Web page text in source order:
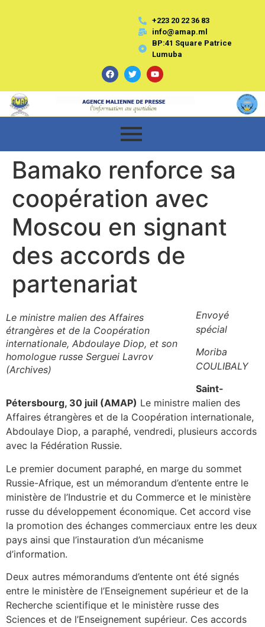
+223 20 22 36 83
info@amap.ml
BP:41 Square Patrice
Lumuba
Bamako renforce sa
coopération avec
Moscou en signant
des accords de
partenariat
Le ministre malien des Affaires
étrangères et de la Coopération
internationale, Abdoulaye Diop, et son
homologue russe Serguei Lavrov
(Archives)
Envoyé
spécial
Moriba
COULIBALY
Saint-
Pétersbourg, 30 juil (AMAP) Le ministre malien des
Affaires étrangères et de la Coopération internationale,
Abdoulaye Diop, a paraphé, vendredi, plusieurs accords
avec la Fédération Russie.
Le premier document paraphé, en marge du sommet
Russie-Afrique, est un mémorandum d’entente entre le
ministère de l’Industrie et du Commerce et le ministère
russe du développement économique. Cet accord vise
la promotion des échanges commerciaux entre les deux
pays ainsi que l’instauration d’un mécanisme
d’information.
Deux autres mémorandums d’entente ont été signés
entre le ministère de l’Enseignement supérieur et de la
Recherche scientifique et le ministère russe des
Sciences et de l’Enseignement supérieur. Ces accords